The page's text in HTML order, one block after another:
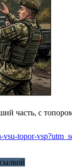
часть, с
topor-